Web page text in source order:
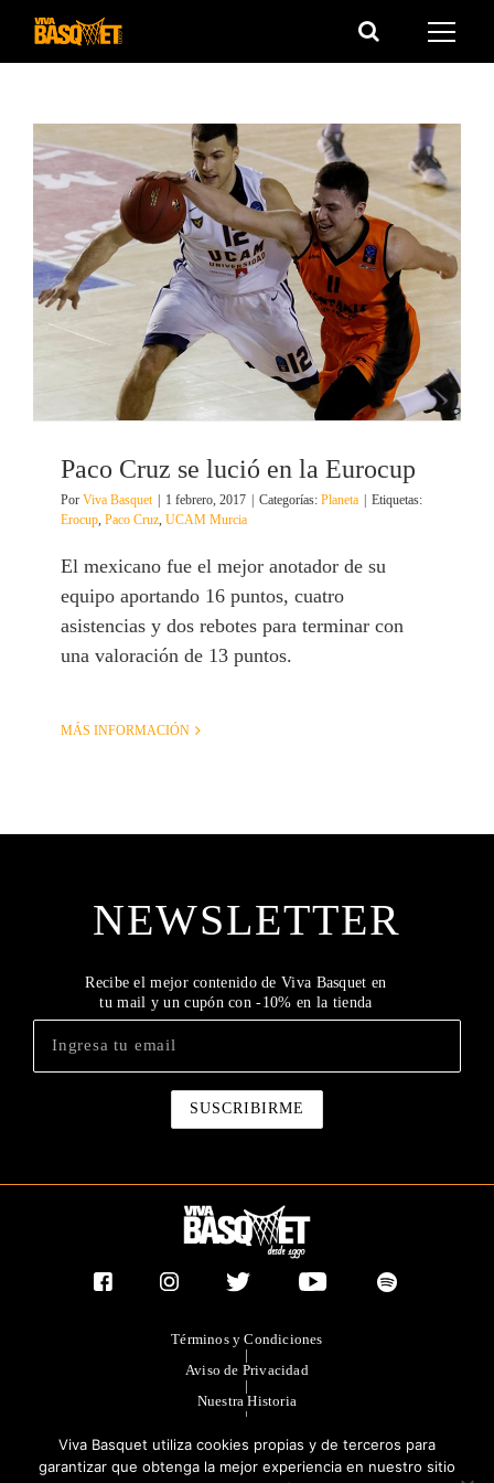
Saltar
Paco Cruz se lució en la Eurocup
Por Viva Basquet 1 febrero, 2017 Categorías: Planeta
Etiquetas:
Erocup, Paco Cruz, UCAM Murcia
El mexicano fue el mejor anotador de su
equipo aportando 16 puntos, cuatro
asistencias y dos rebotes para terminar con
una valoración de 13 puntos.
MÁS INFORMACIÓN
NEWSLETTER
Recibe el mejor contenido de Viva Basquet en
tu mail y un cupón con -10% en la tienda
Términos y Condiciones
|
Aviso de Privacidad
|
Nuestra Historia
|
|
Publicidad
Viva Basquet utiliza cookies propias y de terceros para
garantizar que obtenga la mejor experiencia en nuestro sitio